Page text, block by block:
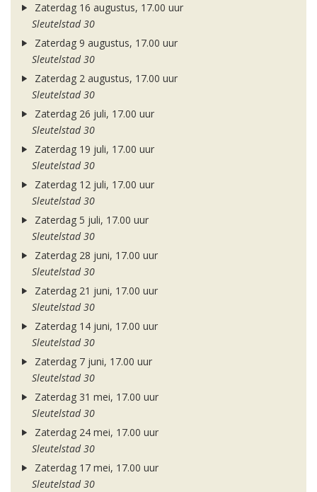
Zaterdag 16 augustus, 17.00 uur
Sleutelstad 30
Zaterdag 9 augustus, 17.00 uur
Sleutelstad 30
Zaterdag 2 augustus, 17.00 uur
Sleutelstad 30
Zaterdag 26 juli, 17.00 uur
Sleutelstad 30
Zaterdag 19 juli, 17.00 uur
Sleutelstad 30
Zaterdag 12 juli, 17.00 uur
Sleutelstad 30
Zaterdag 5 juli, 17.00 uur
Sleutelstad 30
Zaterdag 28 juni, 17.00 uur
Sleutelstad 30
Zaterdag 21 juni, 17.00 uur
Sleutelstad 30
Zaterdag 14 juni, 17.00 uur
Sleutelstad 30
Zaterdag 7 juni, 17.00 uur
Sleutelstad 30
Zaterdag 31 mei, 17.00 uur
Sleutelstad 30
Zaterdag 24 mei, 17.00 uur
Sleutelstad 30
Zaterdag 17 mei, 17.00 uur
Sleutelstad 30